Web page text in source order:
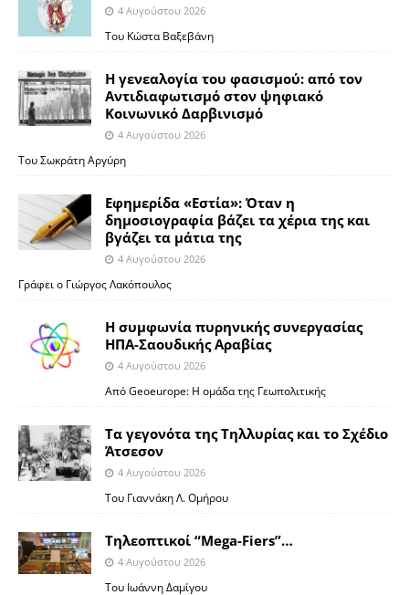
4 Αυγούστου 2026
Του Κώστα Βαξεβάνη
Η γενεαλογία του φασισμού: από τον
Αντιδιαφωτισμό στον ψηφιακό
Κοινωνικό Δαρβινισμό
4 Αυγούστου 2026
Του Σωκράτη Αργύρη
Εφημερίδα «Εστία»: Όταν η
δημοσιογραφία βάζει τα χέρια της και
βγάζει τα μάτια της
4 Αυγούστου 2026
Γράφει ο Γιώργος Λακόπουλος
Η συμφωνία πυρηνικής συνεργασίας
ΗΠΑ-Σαουδικής Αραβίας
4 Αυγούστου 2026
Από Geoeurope: H ομάδα της Γεωπολιτικής
Τα γεγονότα της Τηλλυρίας και το Σχέδιο
Άτσεσον
4 Αυγούστου 2026
Toυ Γιαννάκη Λ. Ομήρου
Tηλεοπτικοί “Mega-Fiers”…
4 Αυγούστου 2026
Toυ Ιωάννη Δαμίγου